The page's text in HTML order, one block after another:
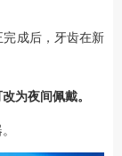
成后，牙齿在新
为夜间佩戴。